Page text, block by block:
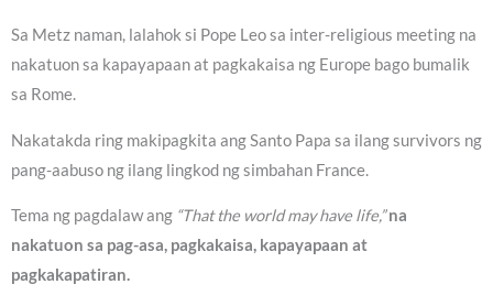
Sa Metz naman, lalahok si Pope Leo sa inter-religious meeting na
nakatuon sa kapayapaan at pagkakaisa ng Europe bago bumalik
sa Rome.
Nakatakda ring makipagkita ang Santo Papa sa ilang survivors ng
pang-aabuso ng ilang lingkod ng simbahan France.
Tema ng pagdalaw ang “That the world may have life,”na
nakatuon sa pag-asa, pagkakaisa, kapayapaan at
pagkakapatiran.